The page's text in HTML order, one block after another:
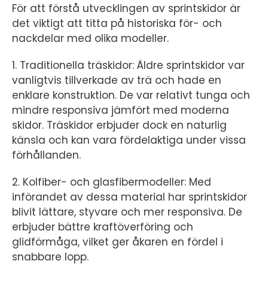
För att förstå utvecklingen av sprintskidor är
det viktigt att titta på historiska för- och
nackdelar med olika modeller.
1. Traditionella träskidor: Äldre sprintskidor var
vanligtvis tillverkade av trä och hade en
enklare konstruktion. De var relativt tunga och
mindre responsiva jämfört med moderna
skidor. Träskidor erbjuder dock en naturlig
känsla och kan vara fördelaktiga under vissa
förhållanden.
2. Kolfiber- och glasfibermodeller: Med
införandet av dessa material har sprintskidor
blivit lättare, styvare och mer responsiva. De
erbjuder bättre kraftöverföring och
glidförmåga, vilket ger åkaren en fördel i
snabbare lopp.